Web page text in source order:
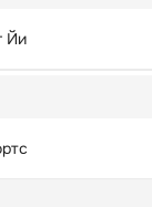
Йи